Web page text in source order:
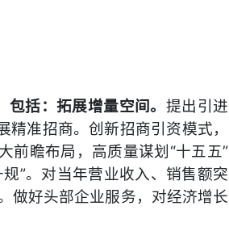
括：拓展增量空间。 提出引进
准招商。创新招商引资模式，
前瞻布局，高质量谋划“十五五”
”。对当年营业收入、销售额突
做好头部企业服务，对经济增长